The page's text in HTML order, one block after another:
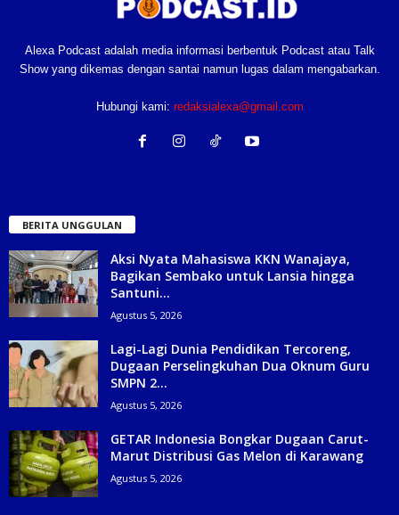
Alexa Podcast adalah media informasi berbentuk Podcast atau Talk
Show yang dikemas dengan santai namun lugas dalam mengabarkan.
Hubungi kami: redaksialexa@gmail.com
BERITA UNGGULAN
Aksi Nyata Mahasiswa KKN Wanajaya,
Bagikan Sembako untuk Lansia hingga
Santuni...
Agustus 5, 2026
Lagi-Lagi Dunia Pendidikan Tercoreng,
Dugaan Perselingkuhan Dua Oknum Guru
SMPN 2...
Agustus 5, 2026
GETAR Indonesia Bongkar Dugaan Carut-
Marut Distribusi Gas Melon di Karawang
Agustus 5, 2026